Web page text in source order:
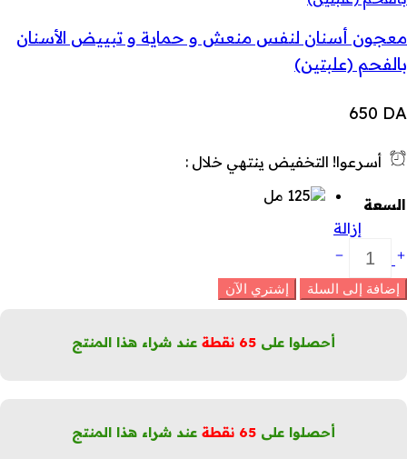
معجون أسنان لنفس منعش و حماية و تبييض الأسنان
بالفحم (علبتين)
650 DA
أسرعوا! التخفيض ينتهي خلال :
السعة
إزالة
أسنان
مضاد
للتسوس
إضافة إلى السلة إشتري الآن
أحصلوا على 65 نقطة عند شراء هذا المنتج
أحصلوا على 65 نقطة عند شراء هذا المنتج